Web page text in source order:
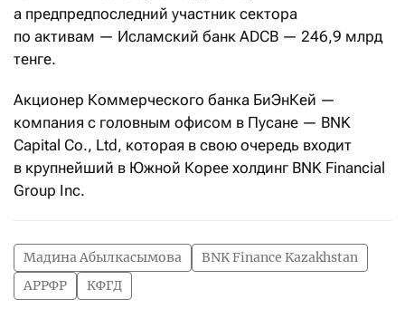
а предпредпоследний участник сектора
по активам — Исламский банк ADCB — 246,9 млрд
тенге.
Акционер Коммерческого банка БиЭнКей —
компания с головным офисом в Пусане — BNK
Capital Co., Ltd, которая в свою очередь входит
в крупнейший в Южной Корее холдинг BNK Financial
Group Inc.
Мадина Абылкасымова
BNK Finance Kazakhstan
АРРФР
КФГД